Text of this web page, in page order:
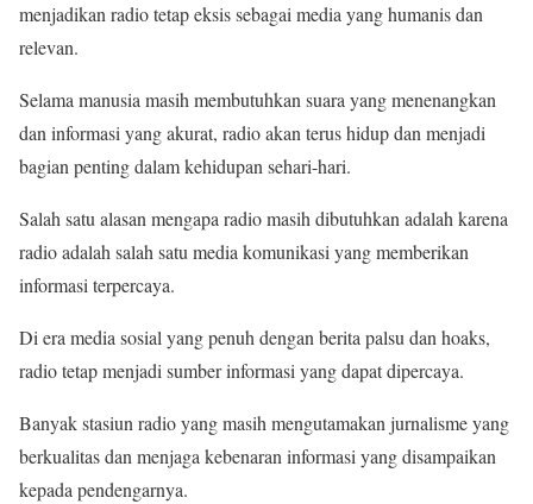
menjadikan radio tetap eksis sebagai media yang humanis dan
relevan.
Selama manusia masih membutuhkan suara yang menenangkan
dan informasi yang akurat, radio akan terus hidup dan menjadi
bagian penting dalam kehidupan sehari-hari.
Salah satu alasan mengapa radio masih dibutuhkan adalah karena
radio adalah salah satu media komunikasi yang memberikan
informasi terpercaya.
Di era media sosial yang penuh dengan berita palsu dan hoaks,
radio tetap menjadi sumber informasi yang dapat dipercaya.
Banyak stasiun radio yang masih mengutamakan jurnalisme yang
berkualitas dan menjaga kebenaran informasi yang disampaikan
kepada pendengarnya.